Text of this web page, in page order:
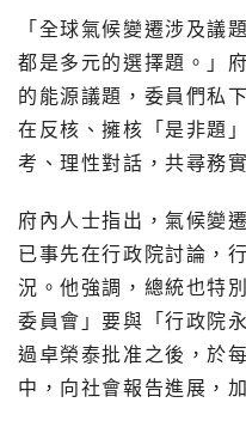
「全球氣候變遷涉及議
都是多元的選擇題。」
的能源議題，委員們私
在反核、擁核「是非題
考、理性對話，共尋務
府內人士指出，氣候變
已事先在行政院討論，
況。他強調，總統也特
委員會」要與「行政院
過卓榮泰批准之後，於
中，向社會報告進展，